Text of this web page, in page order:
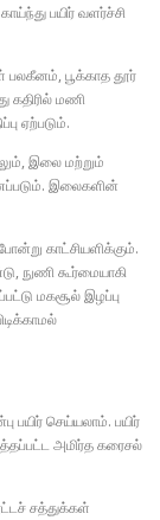
பயிர் வளர்ச்சி
பலகீனம், பூக்காத தூர்
கதிரில் மணி
ஏற்படும்.
இலை மற்றும்
இலைகளின்
காட்சியளிக்கும்.
நுணி கூர்மையாகி
மகசூல் இழப்பு
பயிர் செய்யலாம். பயிர்
அமிர்த கரைசல்
சத்துக்கள்